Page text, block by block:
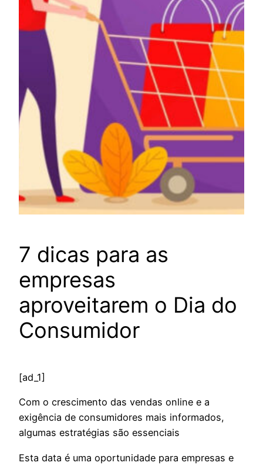
7 dicas para as
empresas
aproveitarem o Dia do
Consumidor
[ad_1]
Com o crescimento das vendas online e a
exigência de consumidores mais informados,
algumas estratégias são essenciais
Esta data é uma oportunidade para empresas e